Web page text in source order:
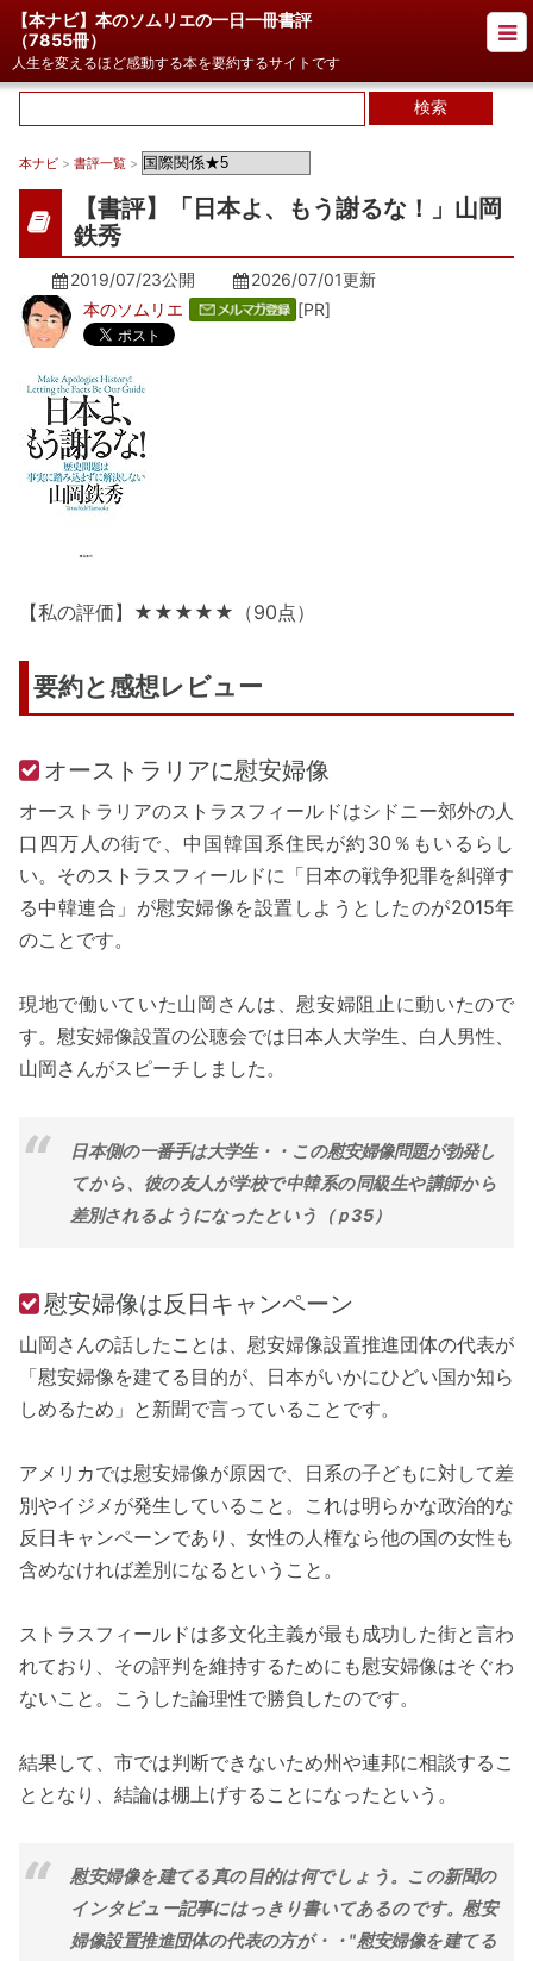
【本ナビ】本のソムリエの一日一冊書評
（7855冊）
人生を変えるほど感動する本を要約するサイトです
本ナビ > 書評一覧 >
【書評】「日本よ、もう謝るな！」山岡
鉄秀
2019/07/23公開 2026/07/01更新
本のソムリエ
[PR]
【私の評価】★★★★★（90点）
要約と感想レビュー
オーストラリアに慰安婦像
オーストラリアのストラスフィールドはシドニー郊外の人
口四万人の街で、中国韓国系住民が約30％もいるらし
い。そのストラスフィールドに「日本の戦争犯罪を糾弾す
る中韓連合」が慰安婦像を設置しようとしたのが2015年
のことです。
現地で働いていた山岡さんは、慰安婦阻止に動いたので
す。慰安婦像設置の公聴会では日本人大学生、白人男性、
山岡さんがスピーチしました。
日本側の一番手は大学生・・この慰安婦像問題が勃発し
てから、彼の友人が学校で中韓系の同級生や講師から
差別されるようになったという（ｐ35）
慰安婦像は反日キャンペーン
山岡さんの話したことは、慰安婦像設置推進団体の代表が
「慰安婦像を建てる目的が、日本がいかにひどい国か知ら
しめるため」と新聞で言っていることです。
アメリカでは慰安婦像が原因で、日系の子どもに対して差
別やイジメが発生していること。これは明らかな政治的な
反日キャンペーンであり、女性の人権なら他の国の女性も
含めなければ差別になるということ。
ストラスフィールドは多文化主義が最も成功した街と言わ
れており、その評判を維持するためにも慰安婦像はそぐわ
ないこと。こうした論理性で勝負したのです。
結果して、市では判断できないため州や連邦に相談するこ
ととなり、結論は棚上げすることになったという。
慰安婦像を建てる真の目的は何でしょう。この新聞の
インタビュー記事にはっきり書いてあるのです。慰安
婦像設置推進団体の代表の方が・・"慰安婦像を建てる